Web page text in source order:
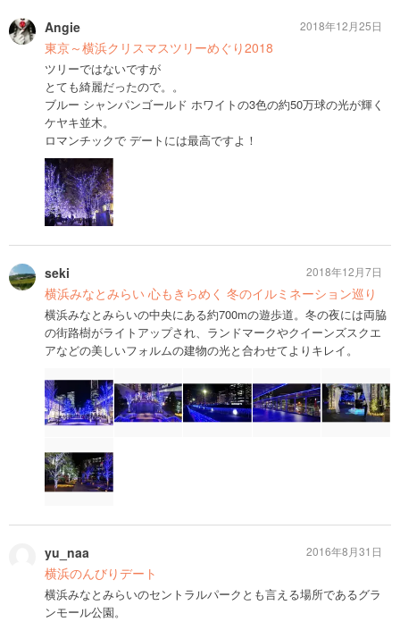
Angie
東京～横浜クリスマスツリーめぐり2018
ツリーではないですが
とても綺麗だったので。。
ブルー シャンパンゴールド ホワイトの3色の約50万球の光が輝く
ケヤキ並木。
ロマンチックで デートには最高ですよ！
2018年12月25日
seki
横浜みなとみらい 心もきらめく 冬のイルミネーション巡り
横浜みなとみらいの中央にある約700mの遊歩道。冬の夜には両脇
の街路樹がライトアップされ、ランドマークやクイーンズスクエ
アなどの美しいフォルムの建物の光と合わせてよりキレイ。
2018年12月7日
yu_naa
横浜のんびりデート
横浜みなとみらいのセントラルパークとも言える場所であるグラ
ンモール公園。
2016年8月31日